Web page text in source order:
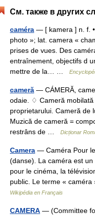
См. также в других
caméra — [ kamera ] n. f.
photo »; lat. camera «
prises de vues. Des
entraînement, objectifs d
mettre de la… …
cameră — CÁMERĂ,
odaie. ♢ Cameră
proprietarului. Cameră de
Muzică de cameră =
restrâns de …
Dicționar
Camera — Caméra Pour
(danse). La caméra est
pour le cinéma, la
public. Le terme «
Wikipédia en Français
CAMERA — (Committee